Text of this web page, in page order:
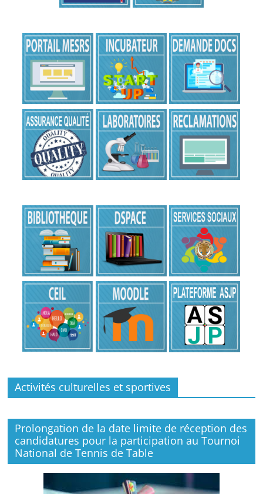
Activités culturelles et sportives
Prolongation de la date limite de réception des
candidatures pour la participation au Tournoi
National de Tennis de Table